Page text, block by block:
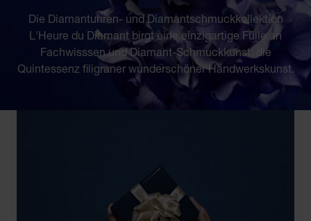
Die Diamantuhren- und Diamantschmuckkollektion
L'Heure du Diamant birgt eine einzigartige Fülle an
Fachwisssen und Diamant-Schmuckkunst: die
Quintessenz filigraner wunderschöner Handwerkskunst.